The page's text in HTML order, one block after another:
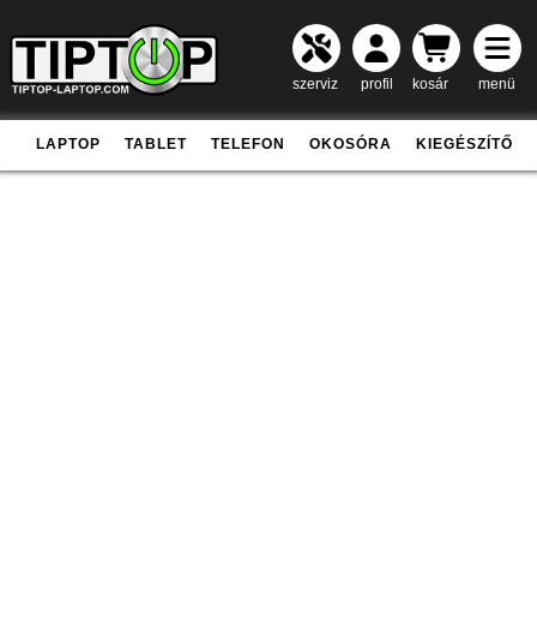
szerviz profil kosár menü
LAPTOP TABLET TELEFON OKOSÓRA KIEGÉSZÍTŐ